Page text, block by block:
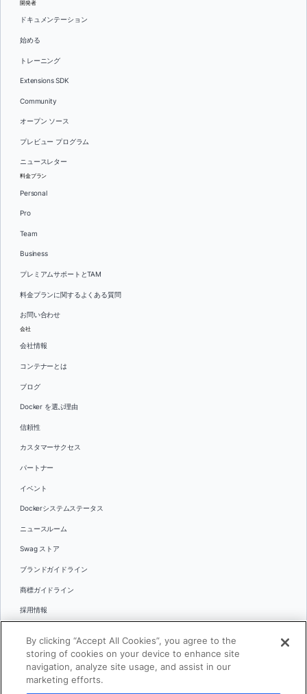
開発者
ドキュメンテーション
始める
トレーニング
Extensions SDK
Community
オープン ソース
プレビュー プログラム
ニュースレター
料金プラン
Personal
Pro
Team
Business
プレミアムサポートとTAM
料金プランに関するよくある質問
お問い合わせ
会社
会社情報
コンテナーとは
ブログ
Docker を選ぶ理由
信頼性
カスタマーサクセス
パートナー
イベント
Dockerシステムステータス
ニュースルーム
Swag ストア
ブランドガイドライン
商標ガイドライン
採用情報
言語
日本語
By clicking “Accept All Cookies”, you agree to the
storing of cookies on your device to enhance site
navigation, analyze site usage, and assist in our
marketing efforts.